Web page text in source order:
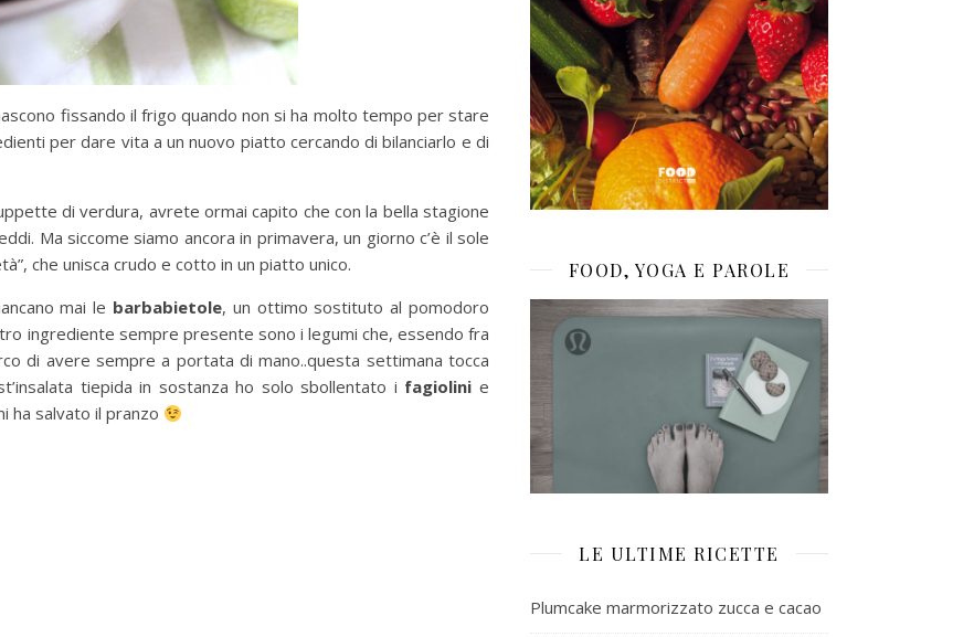
fissando il frigo quando non si ha molto tempo per stare
per dare vita a un nuovo piatto cercando di bilanciarlo e di
di verdura, avrete ormai capito che con la bella stagione
Ma siccome siamo ancora in primavera, un giorno c’è il sole
che unisca crudo e cotto in un piatto unico.
mai le barbabietole, un ottimo sostituto al pomodoro
ingrediente sempre presente sono i legumi che, essendo fra
di avere sempre a portata di mano..questa settimana tocca
tiepida in sostanza ho solo sbollentato i fagiolini e
ha salvato il pranzo
FOOD, YOGA E PAROLE
LE ULTIME RICETTE
Plumcake marmorizzato zucca e cacao